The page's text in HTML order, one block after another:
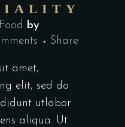
Food
by
Share
amet,
elit, sed do
utlabor
aliqua. Ut